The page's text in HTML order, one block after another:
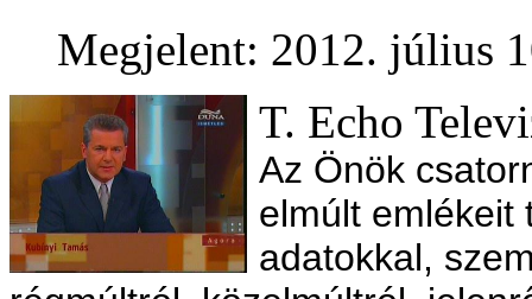
Megjelent: 2012. július
T. Echo
Az Önök
elmúlt emlékeit
adatokkal,